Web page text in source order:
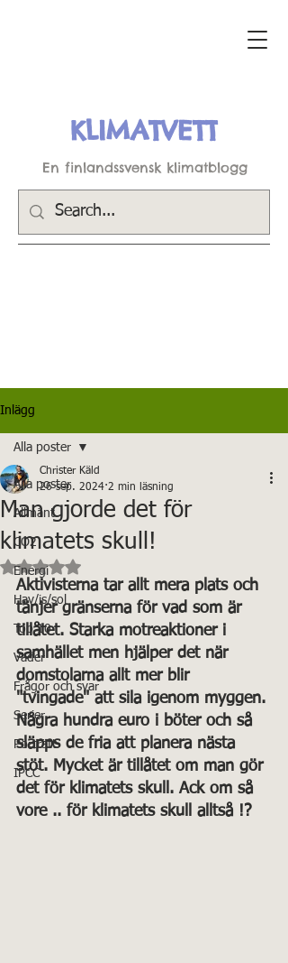
KLIMATVETT
En finlandssvensk klimatblogg
Inlägg
Alla poster
Allmänt
CO2
Energi
Hav/is/sol
Top 10
Väder
Frågor och svar
Serier
Porträtt
IPCC
Alla poster
Man gjorde det för
klimatets skull!
Christer Käld
26 sep. 2024 2 min läsning
Betygsatt till NaN av 5 stjärnor.
Aktivisterna tar allt mera plats och
tänjer gränserna för vad som är
tillåtet. Starka motreaktioner i
samhället men hjälper det när
domstolarna allt mer blir
"tvingade" att sila igenom myggen.
Några hundra euro i böter och så
släpps de fria att planera nästa
stöt. Mycket är tillåtet om man gör
det för klimatets skull. Ack om så
vore .. för klimatets skull alltså !?